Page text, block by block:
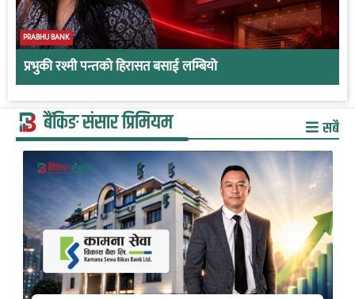
PRABHU BANK
प्रभुकी रश्मी पन्तको हिरासत बसाई लम्बियो
बैंकिङ संसार प्रिमियम सबै